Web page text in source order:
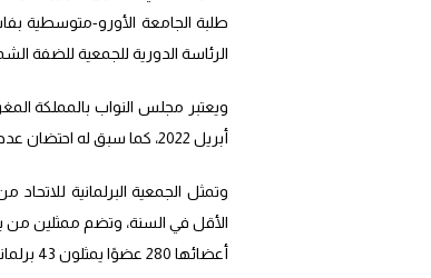
طلبة الجامعة الأورو-متوسطية
الرئاسة الدورية للجمعية للضفة
ويعتبر مجلس النواب بالمملكة
أبريل 2022، كما سبق له احتضان عدد من دوراتها واجتماعات لجانها الدائمة.
وتمثل الجمعية البرلمانية
الأقل في السنة، وتضم ممثلين من
أعضائها 280 عضوًا يمثلون 43 برلمانا من أصل 42 بلدا إضافة للبرلمان الأوروبي، موزعون بشكل متساو بين ضفتي المتوسط.